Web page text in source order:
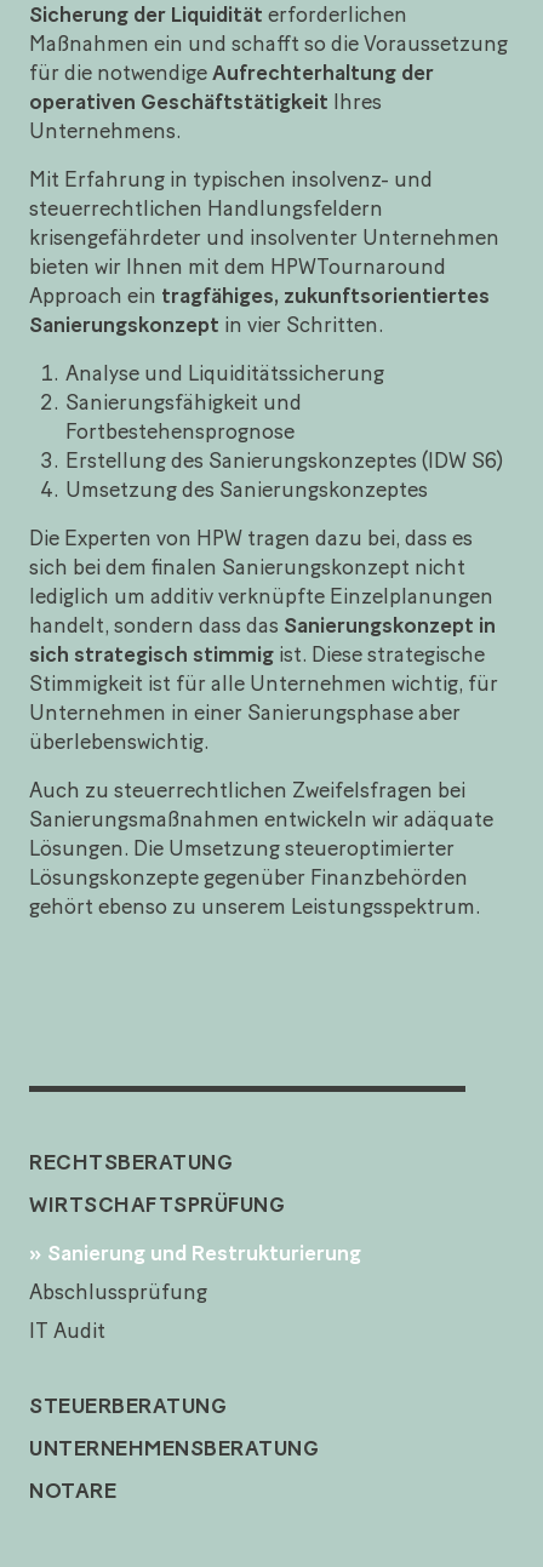
Sicherung der Liquidität erforderlichen
Maßnahmen ein und schafft so die Voraussetzung
für die notwendigeAufrechterhaltung der
operativen Geschäftstätigkeit Ihres
Unternehmens.
Mit Erfahrung in typischen insolvenz- und
steuerrechtlichen Handlungsfeldern
krisengefährdeter und insolventer Unternehmen
bieten wir Ihnen mit dem HPWTournaround
Approach ein tragfähiges, zukunftsorientiertes
Sanierungskonzept in vier Schritten.
Analyse und Liquiditätssicherung
Sanierungsfähigkeit und
Fortbestehensprognose
Erstellung des Sanierungskonzeptes (IDW S6)
Umsetzung des Sanierungskonzeptes
Die Experten von HPW tragen dazu bei, dass es
sich bei dem finalen Sanierungskonzept nicht
lediglich um additiv verknüpfte Einzelplanungen
handelt, sondern dass das Sanierungskonzept in
sich strategisch stimmig ist. Diese strategische
Stimmigkeit ist für alle Unternehmen wichtig, für
Unternehmen in einer Sanierungsphase aber
überlebenswichtig.
Auch zu steuerrechtlichen Zweifelsfragen bei
Sanierungsmaßnahmen entwickeln wir adäquate
Lösungen. Die Umsetzung steueroptimierter
Lösungskonzepte gegenüber Finanzbehörden
gehört ebenso zu unserem Leistungsspektrum.
RECHTSBERATUNG
WIRTSCHAFTSPRÜFUNG
Sanierung und Restrukturierung
Abschlussprüfung
IT Audit
STEUERBERATUNG
UNTERNEHMENSBERATUNG
NOTARE